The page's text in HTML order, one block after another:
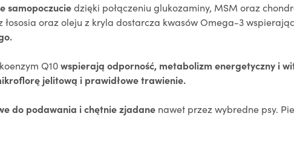
samopoczuciedzięki połączeniu glukozaminy, MSM oraz
łososia oraz oleju z kryla dostarcza kwasów Omega-3
Q10wspierają odporność, metabolizm energetyczny i
jelitową i prawidłowe trawienie.
do podawania i chętnie zjadane nawet przez wybredne psy.